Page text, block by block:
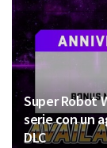
Super Robot
serie con un
DLC